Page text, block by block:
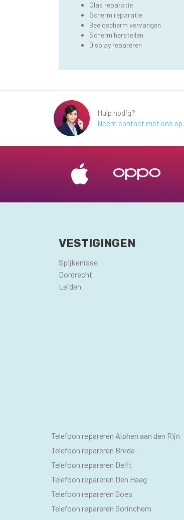
Glas reparatie
Scherm reparatie
Beeldscherm vervangen
Scherm herstellen
Display repareren
Hulp nodig?
Neem contact met ons op.
VESTIGINGEN
Spijkenisse
Dordrecht
Leiden
SEO
PAGINA'S
Telefoon repareren Alphen aan den Rijn
Telefoon repareren Breda
Telefoon repareren Delft
Telefoon repareren Den Haag
Telefoon repareren Goes
Telefoon repareren Gorinchem